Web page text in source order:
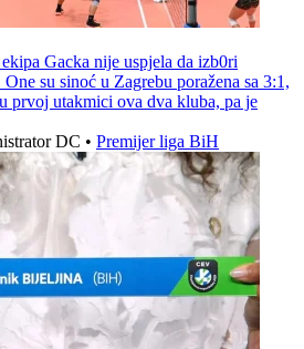
Gacka nije uspjela da izb0ri
su sinoć u Zagrebu poražena sa 3:1,
prvoj utakmici ova dva kluba, pa je
DC • Premijer liga BiH